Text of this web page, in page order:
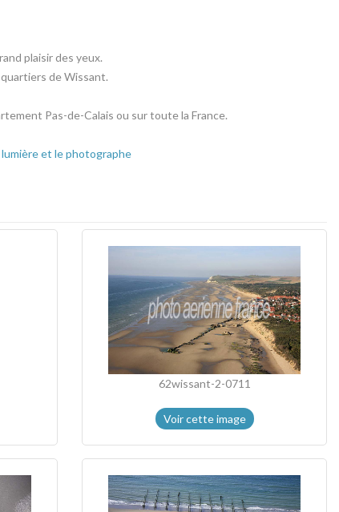
plaisir des yeux.
de Wissant.
Pas-de-Calais ou sur toute la France.
lumière et le photographe
62wissant-2-0711
Voir cette image